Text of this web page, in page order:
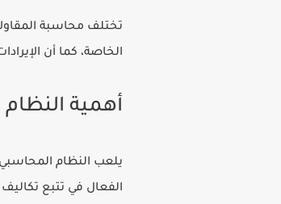
تختلف محاسبة
الخاصة، كما أن
أهمية
يلعب النظام
الفعال في تتبع